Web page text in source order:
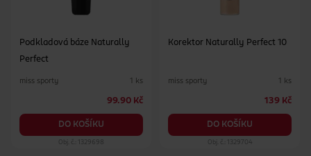
Podkladová báze Naturally
Perfect
miss sporty 1 ks
99.90 Kč
DO KOŠÍKU
Obj. č.: 1329698
Korektor Naturally Perfect 10
miss sporty 1 ks
139 Kč
DO KOŠÍKU
Obj. č.: 1329704